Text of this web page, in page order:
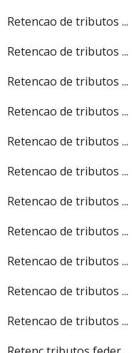
Retencao de tributos ...
Retencao de tributos ...
Retencao de tributos ...
Retencao de tributos ...
Retencao de tributos ...
Retencao de tributos ...
Retencao de tributos ...
Retencao de tributos ...
Retencao de tributos ...
Retencao de tributos ...
Retencao de tributos ...